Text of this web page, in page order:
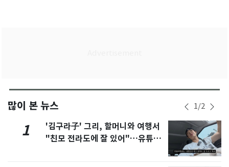
많이 본 뉴스 1/2
1
'김구라子' 그리, 할머니와 여행서
"친모 전라도에 잘 있어"…유튜브